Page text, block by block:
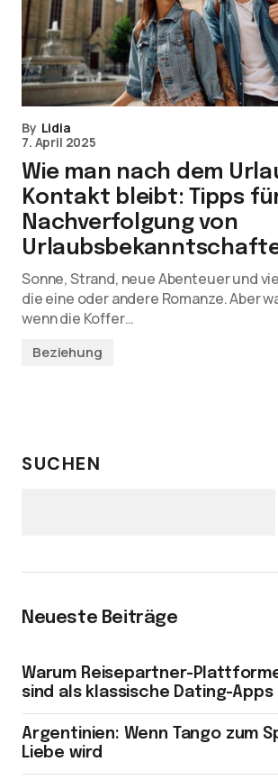
By Lidia
7. April 2025
Wie man nach dem
Kontakt bleibt: Tipps
Nachverfolgung von
Sonne, Strand, neue Abenteuer und
die eine oder andere Romanze. Aber
wenn die Koffer…
Beziehung
SUCHEN
Neueste Beiträge
Warum Reisepartner-
sind als klassische Dating-Apps
Argentinien: Wenn Tango zum
Liebe wird